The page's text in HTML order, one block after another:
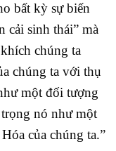
bất kỳ sự biến
cải sinh thái” mà
chúng ta
chúng ta với thụ
một đối tượng
nó như một
của chúng ta.”